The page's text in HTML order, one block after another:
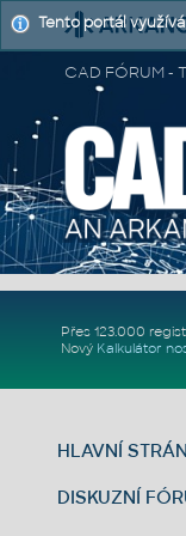
CAD FÓRUM -
Přes 123.000
Nový Kalkulátor
HLAVNÍ
DISKUZNÍ
Tento portál